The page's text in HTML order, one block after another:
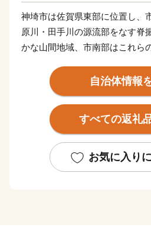
神埼市は佐賀県東部に位置し、
原川・田手川の源流部をなす脊
かな山間地域、市南部はこれら
市内には吉野ヶ里遺跡や歴史
くの歴史的、文化的遺産があり
行事が継承され、地域文化とし
自治体情報
すべての返礼
お気に入り